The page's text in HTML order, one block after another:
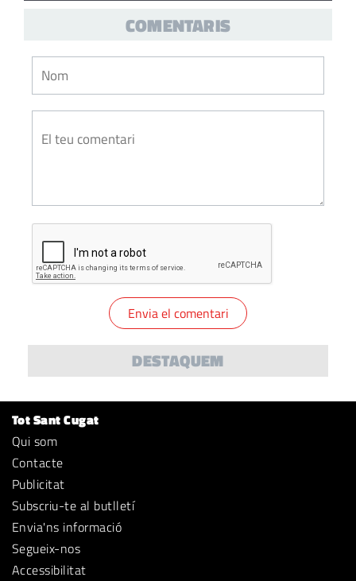
COMENTARIS
DESTAQUEM
Tot Sant Cugat
Qui som
Contacte
Publicitat
Subscriu-te al butlletí
Envia'ns informació
Segueix-nos
Accessibilitat